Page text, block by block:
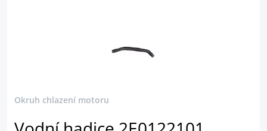
Okruh chlazení motoru